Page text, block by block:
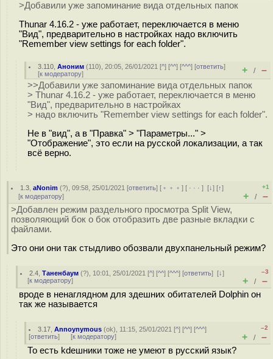
>Добавили уже запоминание вида отдельных папок
Thunar 4.16.2 - уже работает, переключается в меню
"Вид", предварительно в настройках надо включить
"Remember view settings for each folder".
3.110 ,Аноним (110), 20:05, 26/01/2021 [^] [^^] [^^^] [ответить]
[к модератору] + / –
>>Добавили уже запоминание вида отдельных папок
> Thunar 4.16.2 - уже работает, переключается в меню
"Вид", предварительно в настройках
> надо включить "Remember view settings for each folder".
Не в "вид", а в "Правка" > "Параметры..." >
"Отображение", это если на русской локализации, а так
всё верно.
1.3 ,aNonim (?), 09:58, 25/01/2021 [ответить] [ ﹢﹢﹢] [ · · ·][↓] [↑]
[к модератору]
+1
+ / –
>Добавлен режим раздельного просмотра Split View,
позволяющий бок о бок отобразить две разные вкладки с
файлами.
Это они они так стыдливо обозвали двухпанельный режим?
2.4 ,Таненбаум (?), 10:01, 25/01/2021 [^] [^^] [^^^] [ответить][↓]
[к модератору]
–3
+ / –
вроде в ненаглядном для здешних обитателей Dolphin он
так же называется
3.17 ,Annoynymous (ok), 11:15, 25/01/2021 [^] [^^] [^^^]
[ответить] [к модератору]
–2
+ / –
То есть kdeшники тоже не умеют в русский язык?